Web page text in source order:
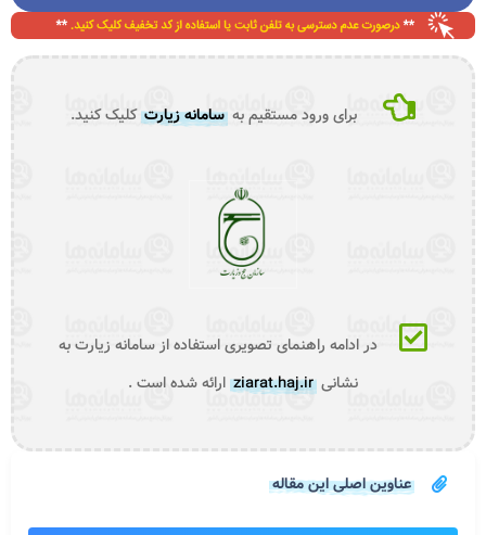
برای ورود مستقیم بهسامانه زیارتکلیک کنید.
در ادامه راهنمای تصویری استفاده از سامانه زیارت به
نشانیziarat.haj.irارائه شده است .
عناوین اصلی این مقاله